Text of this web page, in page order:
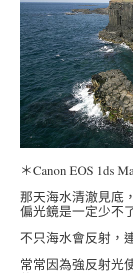
＊Canon EOS 1ds
那天海水清澈見底
偏光鏡是一定少不
不只海水會反射，
常常因為強反射光